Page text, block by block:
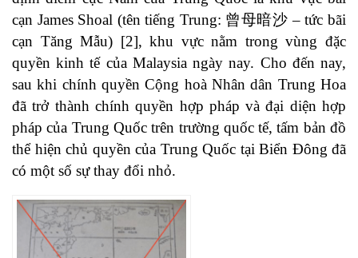
cạn James Shoal (tên tiếng Trung: 曾母暗沙 – tức bãi
cạn Tăng Mẫu) [2], khu vực nằm trong vùng đặc
quyền kinh tế của Malaysia ngày nay. Cho đến nay,
sau khi chính quyền Cộng hoà Nhân dân Trung Hoa
đã trở thành chính quyền hợp pháp và đại diện hợp
pháp của Trung Quốc trên trường quốc tế, tấm bản đồ
thể hiện chủ quyền của Trung Quốc tại Biển Đông đã
có một số sự thay đổi nhỏ.